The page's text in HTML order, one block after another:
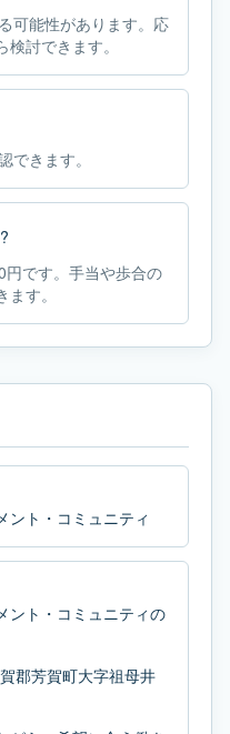
可能性があります。応
討できます。
できます。
です。手当や歩合の
す。
ント・コミュニティ
ント・コミュニティの
郡芳賀町大字祖母井